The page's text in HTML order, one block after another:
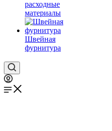
расходные
материалы
Швейная
фурнитура